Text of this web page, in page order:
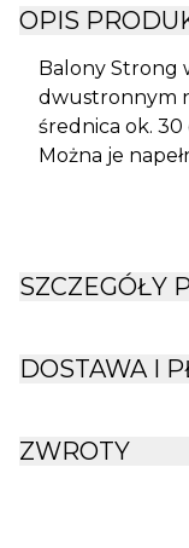
OPIS
Balony Strong
dwustronnym
średnica ok. 30
Można je
SZCZEGÓŁY
DOSTAWA I
ZWROTY